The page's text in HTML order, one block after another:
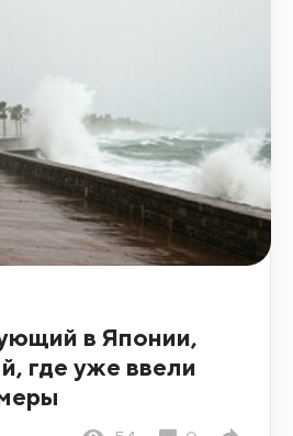
в Японии,
где уже ввели